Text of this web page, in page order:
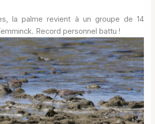
la palme revient à un groupe de 14
Record personnel battu !